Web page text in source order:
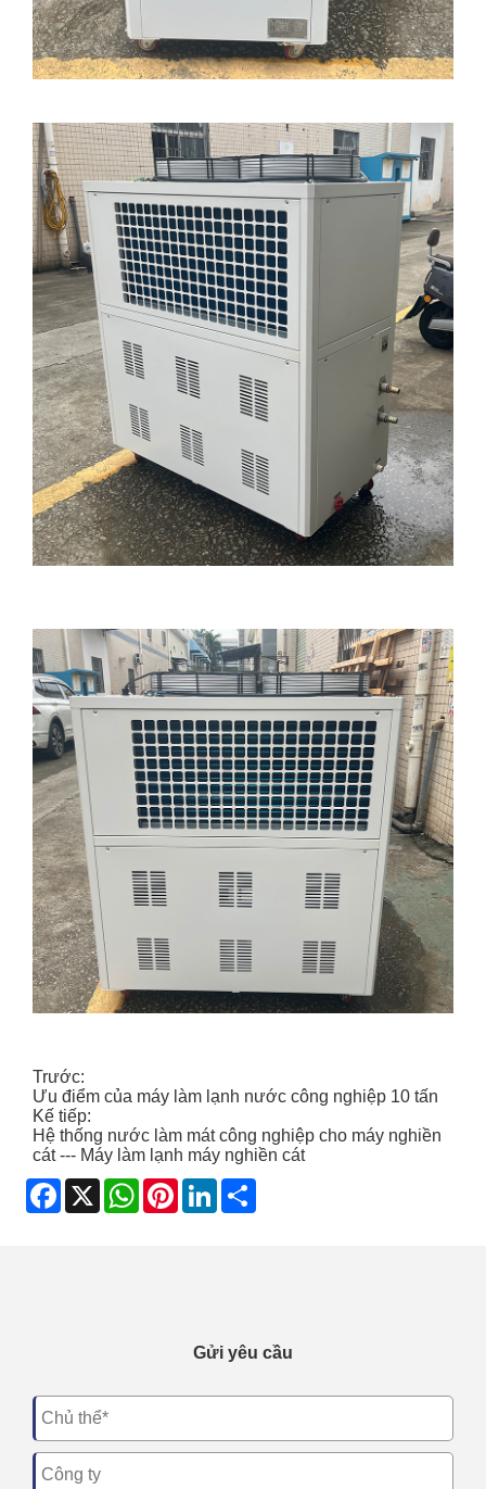
Trước:
Ưu điểm của máy làm lạnh nước công nghiệp 10 tấn
Kế tiếp:
Hệ thống nước làm mát công nghiệp cho máy nghiền
cát --- Máy làm lạnh máy nghiền cát
Facebook
X WhatsApp
PinterestLinkedIn
Gửi yêu cầu